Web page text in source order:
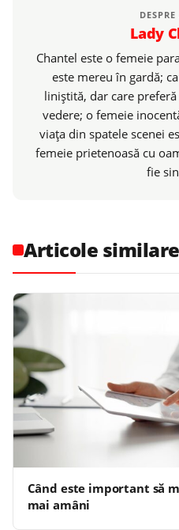
Lady
Chantel este o femeie
este mereu în gardă;
liniştită, dar care
vedere; o femeie
viaţa din spatele scenei
femeie prietenoasă cu
fie
Articole similare
Când este important să
mai amâni